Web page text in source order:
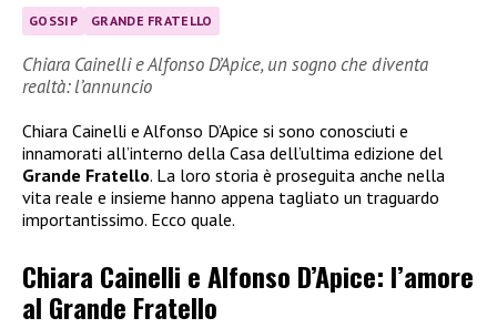
GOSSIP GRANDE FRATELLO
Chiara Cainelli e Alfonso D’Apice, un sogno che diventa
realtà: l’annuncio
Chiara Cainelli e Alfonso D’Apice si sono conosciuti e
innamorati all’interno della Casa dell’ultima edizione del
Grande Fratello. La loro storia è proseguita anche nella
vita reale e insieme hanno appena tagliato un traguardo
importantissimo. Ecco quale.
Chiara Cainelli e Alfonso D’Apice: l’amore
al Grande Fratello